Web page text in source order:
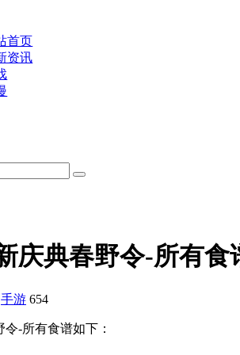
首页
资讯
庆典春野令-所有食
手游 654
-所有食谱如下：